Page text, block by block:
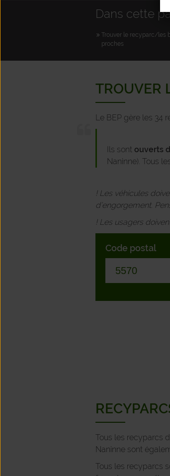
Dans cette
Trouver le recyparc/les
proches
TROUVER
Le BEP gère les 34
Ils sont ouverts
Naninne). Tous
! Les véhicules
d’engorgement.
! Les usagers
Code postal
Tous les recyparcs
Naninne sont
Tous les recyparcs